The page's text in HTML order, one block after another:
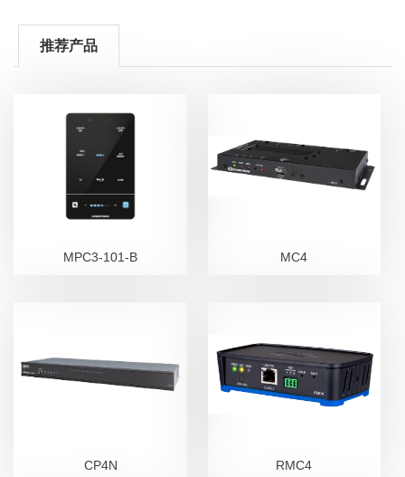
推荐产品
MPC3-101-B MC4
CP4N RMC4